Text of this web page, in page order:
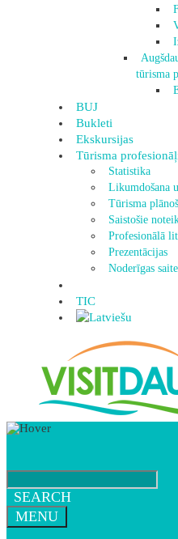
tūrisma
BUJ
Bukleti
Ekskursijas
Tūrisma
Statistika
Likumdošana
Tūrisma
Saistošie
Profesionālā
Prezentācijas
Noderīgas
TIC
SEARCH
MENU